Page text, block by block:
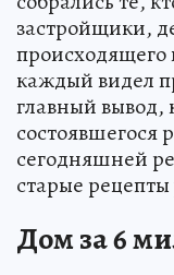
застройщики,
происходящего
каждый видел
главный вывод,
состоявшегося
сегодняшней
старые
Дом за 6